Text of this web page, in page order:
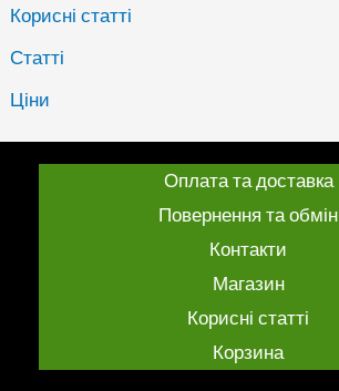
Корисні статті
Статті
Ціни
Оплата та доставка
Повернення та обмін
Контакти
Магазин
Корисні статті
Корзина